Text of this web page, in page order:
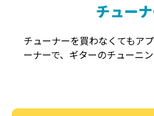
チュー
チューナーを買わなくてもア
ーナーで、ギターのチューニ